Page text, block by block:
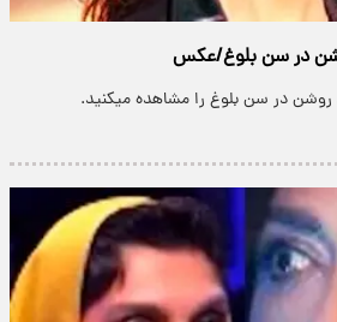
در سن بلوغ/عکس
روشن در سن بلوغ را مشاهده میکنید.